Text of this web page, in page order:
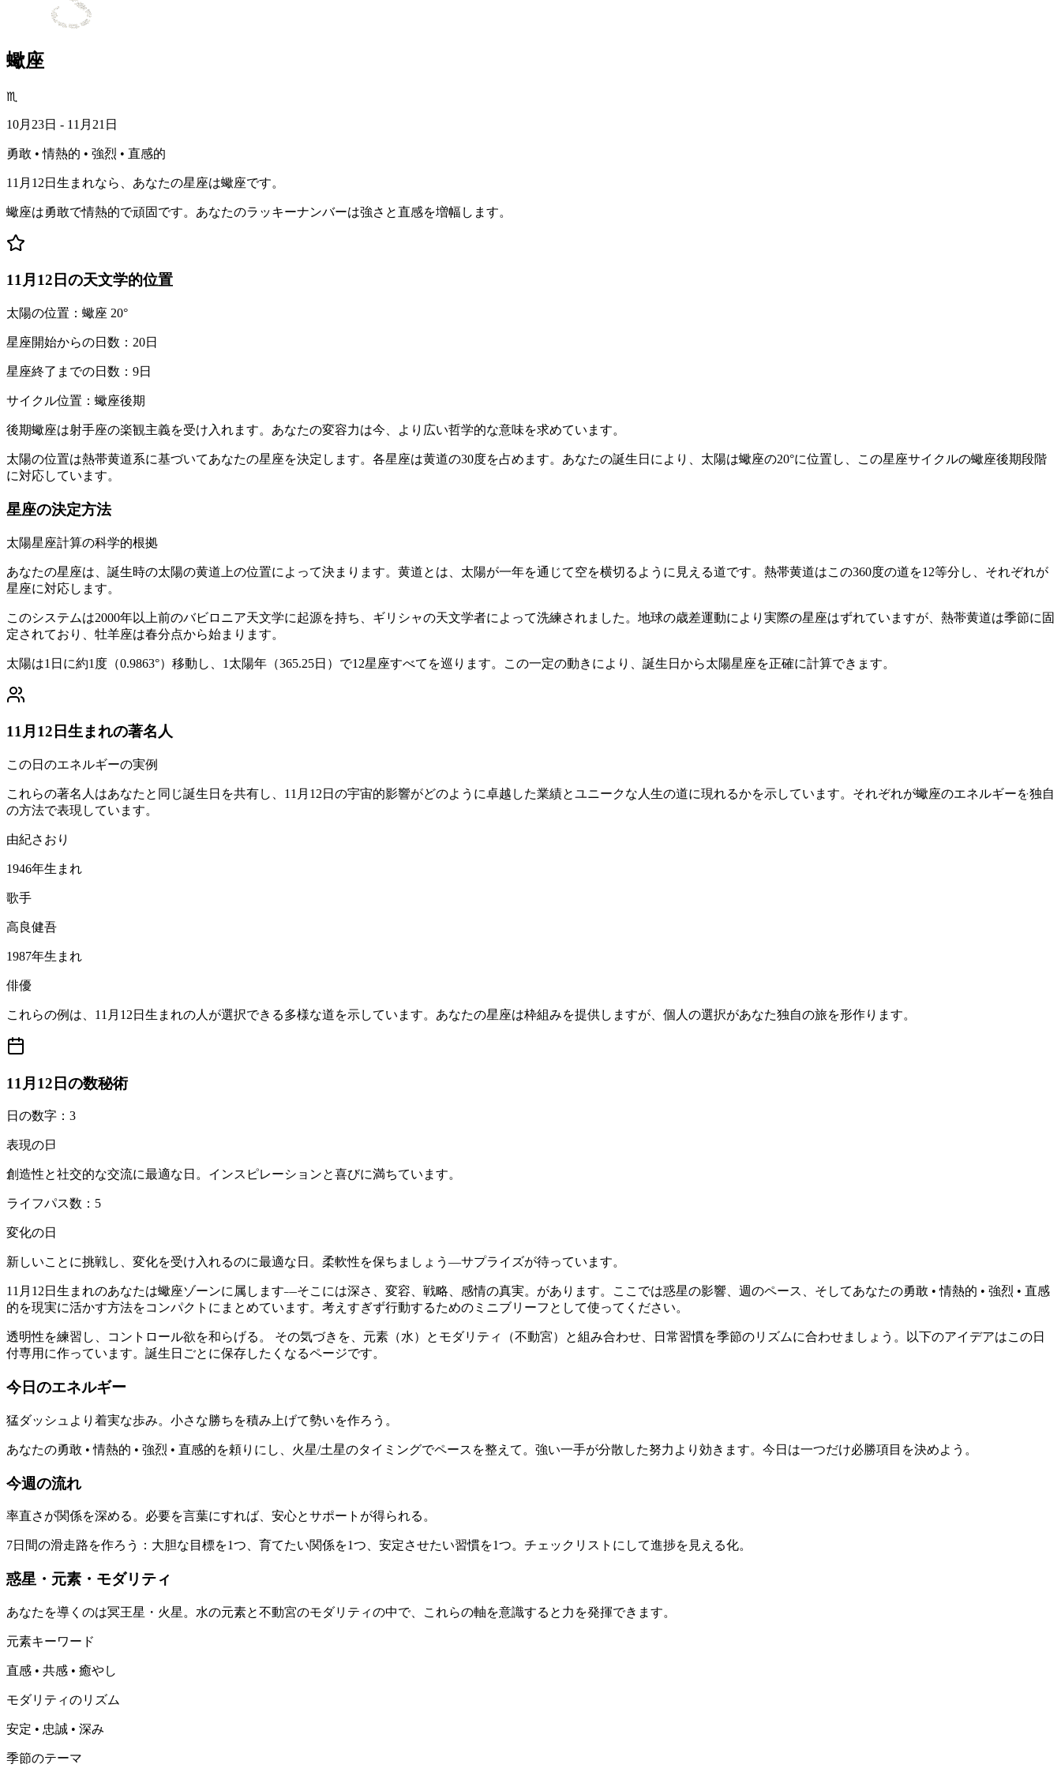
蠍座
♏
10月23日 - 11月21日
勇敢 • 情熱的 • 強烈 • 直感的
11月12日生まれなら、あなたの星座は蠍座です。
蠍座は勇敢で情熱的で頑固です。あなたのラッキーナンバーは強さと直感を増幅します。
11月12日の天文学的位置
太陽の位置：蠍座 20°
星座開始からの日数：20日
星座終了までの日数：9日
サイクル位置：蠍座後期
後期蠍座は射手座の楽観主義を受け入れます。あなたの変容力は今、より広い哲学的な意味を求めています。
太陽の位置は熱帯黄道系に基づいてあなたの星座を決定します。各星座は黄道の30度を占めます。あなたの誕生日により、太陽は蠍座の20°に位置し、この星座サイクルの蠍座後期段階
に対応しています。
星座の決定方法
太陽星座計算の科学的根拠
あなたの星座は、誕生時の太陽の黄道上の位置によって決まります。黄道とは、太陽が一年を通じて空を横切るように見える道です。熱帯黄道はこの360度の道を12等分し、それぞれが
星座に対応します。
このシステムは2000年以上前のバビロニア天文学に起源を持ち、ギリシャの天文学者によって洗練されました。地球の歳差運動により実際の星座はずれていますが、熱帯黄道は季節に固
定されており、牡羊座は春分点から始まります。
太陽は1日に約1度（0.9863°）移動し、1太陽年（365.25日）で12星座すべてを巡ります。この一定の動きにより、誕生日から太陽星座を正確に計算できます。
11月12日生まれの著名人
この日のエネルギーの実例
これらの著名人はあなたと同じ誕生日を共有し、11月12日の宇宙的影響がどのように卓越した業績とユニークな人生の道に現れるかを示しています。それぞれが蠍座のエネルギーを独自
の方法で表現しています。
由紀さおり
1946年生まれ
歌手
高良健吾
1987年生まれ
俳優
これらの例は、11月12日生まれの人が選択できる多様な道を示しています。あなたの星座は枠組みを提供しますが、個人の選択があなた独自の旅を形作ります。
11月12日の数秘術
日の数字：3
表現の日
創造性と社交的な交流に最適な日。インスピレーションと喜びに満ちています。
ライフパス数：5
変化の日
新しいことに挑戦し、変化を受け入れるのに最適な日。柔軟性を保ちましょう—サプライズが待っています。
11月12日生まれのあなたは蠍座ゾーンに属します—そこには深さ、変容、戦略、感情の真実。があります。ここでは惑星の影響、週のペース、そしてあなたの勇敢 • 情熱的 • 強烈 • 直感
的を現実に活かす方法をコンパクトにまとめています。考えすぎず行動するためのミニブリーフとして使ってください。
透明性を練習し、コントロール欲を和らげる。 その気づきを、元素（水）とモダリティ（不動宮）と組み合わせ、日常習慣を季節のリズムに合わせましょう。以下のアイデアはこの日
付専用に作っています。誕生日ごとに保存したくなるページです。
今日のエネルギー
猛ダッシュより着実な歩み。小さな勝ちを積み上げて勢いを作ろう。
あなたの勇敢 • 情熱的 • 強烈 • 直感的を頼りにし、火星/土星のタイミングでペースを整えて。強い一手が分散した努力より効きます。今日は一つだけ必勝項目を決めよう。
今週の流れ
率直さが関係を深める。必要を言葉にすれば、安心とサポートが得られる。
7日間の滑走路を作ろう：大胆な目標を1つ、育てたい関係を1つ、安定させたい習慣を1つ。チェックリストにして進捗を見える化。
惑星・元素・モダリティ
あなたを導くのは冥王星・火星。水の元素と不動宮のモダリティの中で、これらの軸を意識すると力を発揮できます。
元素キーワード
直感 • 共感 • 癒やし
モダリティのリズム
安定 • 忠誠 • 深み
季節のテーマ